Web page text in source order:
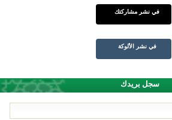
في نشر مشاركتك
في نشر الألوكة
سجل بريدك